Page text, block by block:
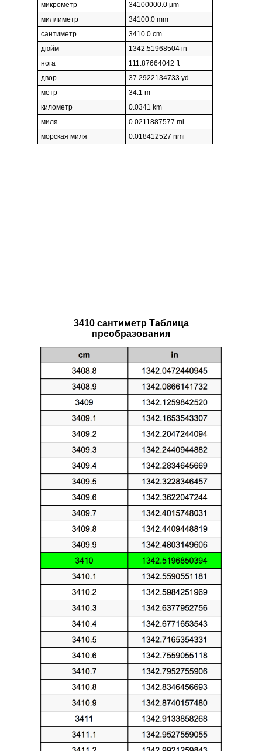
микрометр
34100000.0 µm
миллиметр
34100.0 mm
сантиметр
3410.0 cm
дюйм
1342.51968504 in
нога
111.87664042 ft
двор
37.2922134733 yd
метр
34.1 m
километр
0.0341 km
миля
0.0211887577 mi
морская миля
0.018412527 nmi
3410 сантиметр Таблица
преобразования